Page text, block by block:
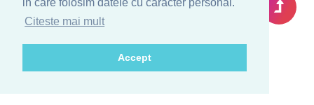
in care folosim datele cu caracter personal.
Citeste mai mult
Accept